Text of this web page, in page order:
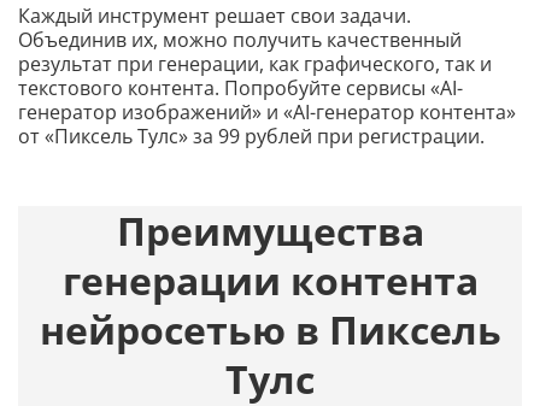
Каждый инструмент решает свои задачи.
Объединив их, можно получить качественный
результат при генерации, как графического, так и
текстового контента. Попробуйте сервисы «AI-
генератор изображений» и «AI-генератор контента»
от «Пиксель Тулс» за 99 рублей при регистрации.
Преимущества
генерации контента
нейросетью в Пиксель
Тулс